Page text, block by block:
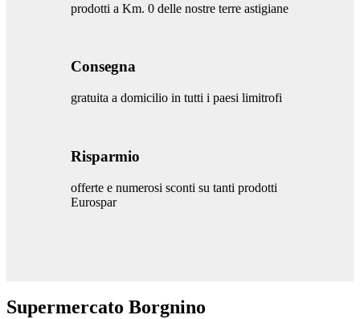
prodotti a Km. 0 delle nostre terre astigiane
Consegna
gratuita a domicilio in tutti i paesi limitrofi
Risparmio
offerte e numerosi sconti su tanti prodotti
Eurospar
Supermercato Borgnino